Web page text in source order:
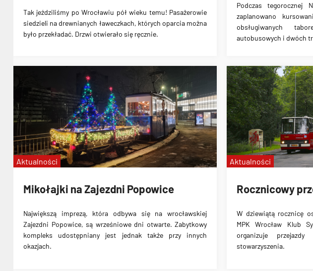
Tak jeździliśmy po Wrocławiu pół wieku temu! Pasażerowie
siedzieli na drewnianych ławeczkach, których oparcia można
było przekładać. Drzwi otwierało się ręcznie.
Podczas tegorocznej
zaplanowano
obsługiwanych
autobusowych i dwóch
Mikołajki na Zajezdni Popowice
Największą imprezą, która odbywa się na wrocławskiej
Zajezdni Popowice, są wrześniowe dni otwarte. Zabytkowy
kompleks udostępniany jest jednak także przy innych
okazjach.
Aktualności
Rocznicowy
W dziewiątą rocznicę
MPK Wrocław Klub
organizuje
stowarzyszenia.
Aktualności